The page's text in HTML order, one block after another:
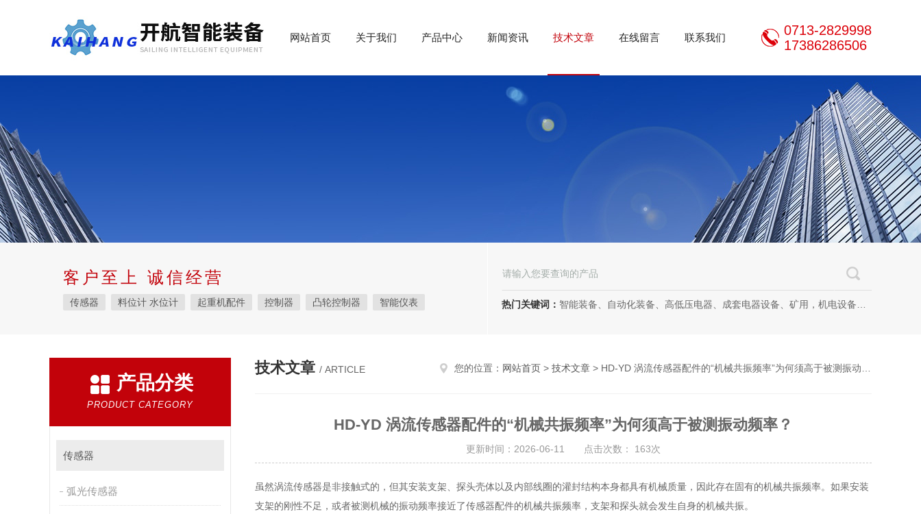
网站首页 关于我们 产品中心 新闻资讯 技术文章 在线留言 联系我们
0713-2829998
17386286506
客户至上 诚信经营
传感器 料位计 水位计 起重机配件 控制器 凸轮控制器 智能仪表 热门关键词： 智能装备、自动化装备、高低压电器、成套电器设备、矿用，机电设备、机电设备及其配件、传动设备、减速机、电动机、传感器、气动液压元件、电器及其配件、电缆线、照明器材、，电器设计、研发、制造、加工、销售、租凭、维修、安装、调试。
产品分类
PRODUCT CATEGORY
传感器
弧光传感器
技术文章 / ARTICLE 您的位置： 网站首页 > 技术文章 > HD-YD 涡流传感器配件的“机械共振频率”为何须高于被测振动频率？
HD-YD 涡流传感器配件的“机械共振频率”为何须高于被测振动频率？
更新时间：2026-06-11 点击次数： 163次
虽然涡流传感器是非接触式的，但其安装支架、探头壳体以及内部线圈的灌封结构本身都具有机械质量，因此存在固有的机械共振频率。如果安装
支架的刚性不足，或者被测机械的振动频率接近了传感器配件的机械共振频率，支架和探头就会发生自身的机械共振。